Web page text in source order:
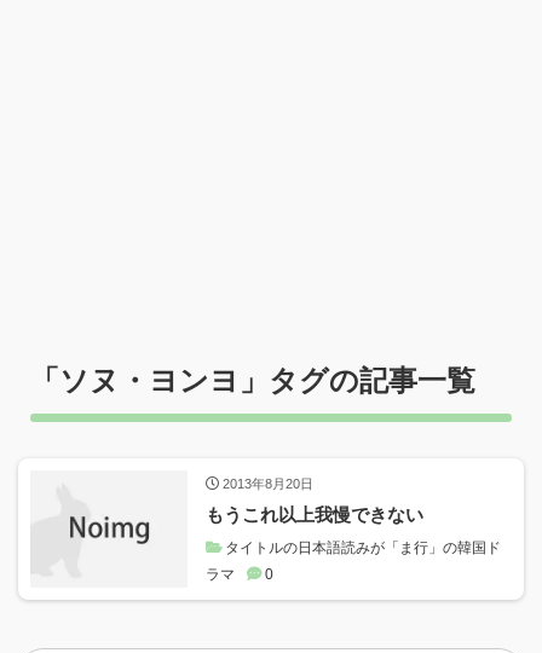
「ソヌ・ヨンヨ 」タグの記事一覧
2013年8月20日
もうこれ以上我慢できない
タイトルの日本語読みが「ま行」の韓国ド
ラマ
0